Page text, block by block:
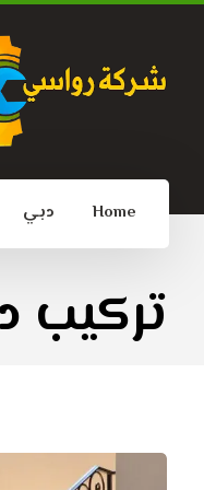
Home دبي
تركيب